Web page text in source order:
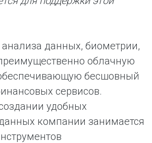
данных, биометрии,
облачную
обеспечивающую бесшовный
сервисов.
удобных
компании занимается